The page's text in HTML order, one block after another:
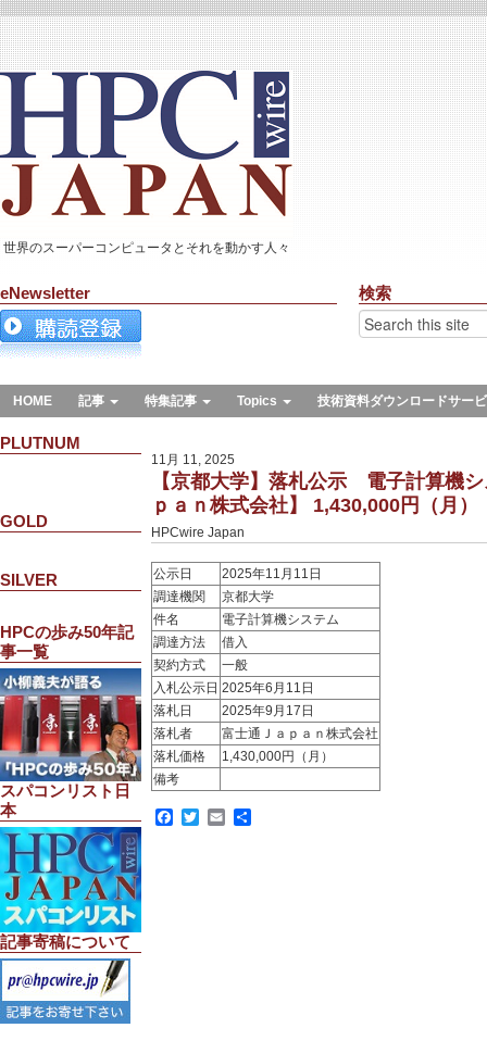
世界のスーパーコンピュータとそれを動かす人々
eNewsletter 検索
HOME 記事 特集記事 Topics 技術資料ダウンロードサー
PLUTNUM
GOLD
SILVER
HPCの歩み50年記
事一覧
スパコンリスト日
本
記事寄稿について
11月 11, 2025
【京都大学】落札公示 電子計算機
ｐａｎ株式会社】 1,430,000円（月）
HPCwire Japan
公示日
2025年11月11日
調達機関
京都大学
件名
電子計算機システム
調達方法
借入
契約方式
一般
入札公示日 2025年6月11日
落札日
2025年9月17日
落札者
富士通Ｊａｐａｎ株式会社
落札価格
1,430,000円（月）
備考
Facebook
TwitterEmail
共